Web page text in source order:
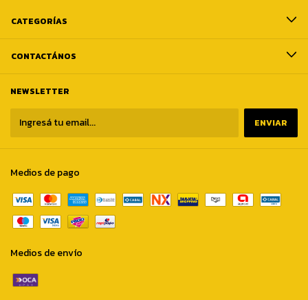
CATEGORÍAS
CONTACTÁNOS
NEWSLETTER
Medios de pago
Medios de envío